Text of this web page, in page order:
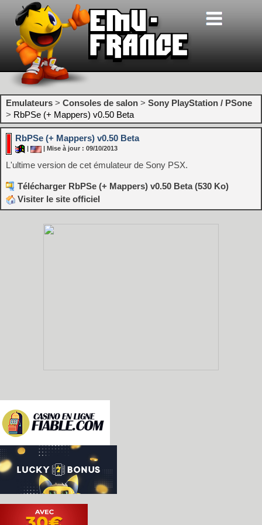
Emulateurs > Consoles de salon > Sony PlayStation / PSone
> RbPSe (+ Mappers) v0.50 Beta
RbPSe (+ Mappers) v0.50 Beta
| Mise à jour : 09/10/2013
L'ultime version de cet émulateur de Sony PSX.
Télécharger RbPSe (+ Mappers) v0.50 Beta (530 Ko)
Visiter le site officiel